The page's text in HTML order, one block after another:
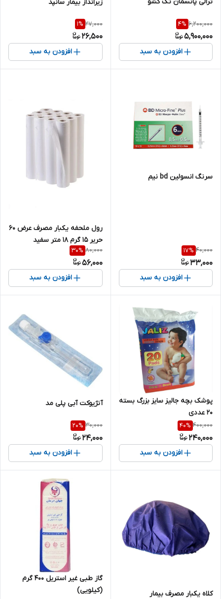
6,200,000
4%
5,900,000
افزودن به سبد
زیرانداز بیمار سانپد
27,000
1%
26,500
افزودن به سبد
سرنگ انسولین bd نیم
40,000
17%
33,000
افزودن به سبد
رول ملحفه یکبار مصرف عرض 60
حریر 15 گرم 18 متر سفید
80,000
30%
56,000
افزودن به سبد
پوشک بچه جالیز سایز بزرگ بسته
۲۰ عددی
400,000
40%
240,000
افزودن به سبد
آنژیوکت آبی پلی مد
30,000
20%
24,000
افزودن به سبد
کلاه یکبار مصرف بیمار
گاز طبی غیر استریل ۴۰۰ گرم
(کیلویی)